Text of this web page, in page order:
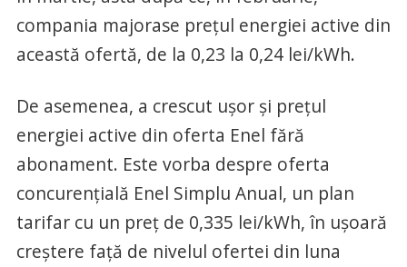
compania majorase prețul energiei active din
această ofertă, de la 0,23 la 0,24 lei/kWh.
De asemenea, a crescut ușor și prețul
energiei active din oferta Enel fără
abonament. Este vorba despre oferta
concurențială Enel Simplu Anual, un plan
tarifar cu un preț de 0,335 lei/kWh, în ușoară
creștere față de nivelul ofertei din luna